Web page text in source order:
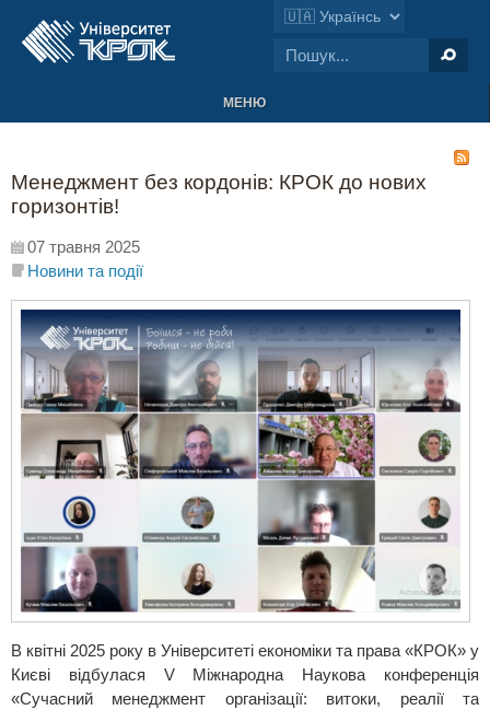
МЕНЮ
Менеджмент без кордонів: КРОК до нових
горизонтів!
07 травня 2025
Новини та події
В квітні 2025 року в Університеті економіки та права «КРОК» у
Києві відбулася V Міжнародна Наукова конференція
«Сучасний менеджмент організації: витоки, реалії та